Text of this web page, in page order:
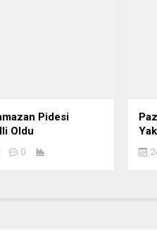
Pidesi
Oldu
0